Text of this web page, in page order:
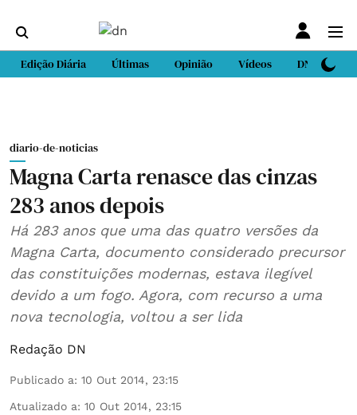
Edição Diária Últimas Opinião Vídeos DN Sport
diario-de-noticias
Magna Carta renasce das cinzas
283 anos depois
Há 283 anos que uma das quatro versões da
Magna Carta, documento considerado precursor
das constituições modernas, estava ilegível
devido a um fogo. Agora, com recurso a uma
nova tecnologia, voltou a ser lida
Redação DN
Publicado a: 10 Out 2014, 23:15
Atualizado a: 10 Out 2014, 23:15